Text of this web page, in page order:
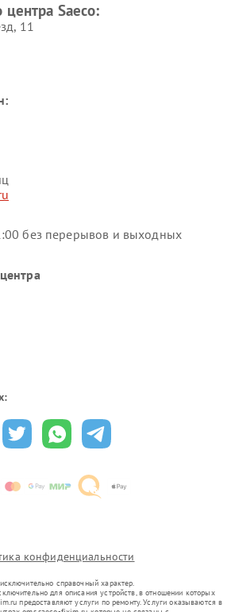
центра Saeco:
11
без перерывов и выходных
конфиденциальности
справочный характер.
для описания устройств, в отношении которых
предоставляют услуги по ремонту. Услуги оказываются в